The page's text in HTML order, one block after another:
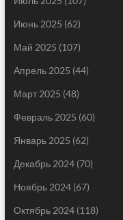
Июнь 2025 (62)
Май 2025 (107)
Апрель 2025 (44)
Март 2025 (48)
Февраль 2025 (60)
Январь 2025 (62)
Декабрь 2024(70)
Ноябрь 2024(67)
Октябрь 2024(118)